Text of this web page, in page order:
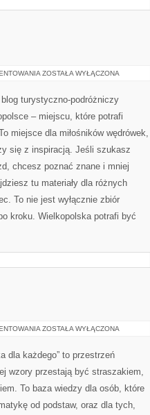
KOŚCIAN
ZOSTAŁA WYŁĄCZONA
turystyczno-podróżniczy
– miejscu, które potrafi
miejsce dla miłośników wędrówek,
się z inspiracją. Jeśli szukasz
chcesz poznać znane i mniej
tu materiały dla różnych
To nie jest wyłącznie zbiór
kroku. Wielkopolska potrafi być
PODSTAWY
ZOSTAŁA WYŁĄCZONA
dla każdego” to przestrzeń
wzory przestają być straszakiem,
To baza wiedzy dla osób, które
od podstaw, oraz dla tych,